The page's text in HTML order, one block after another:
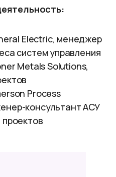
Electric, менеджер
систем управления
Metals Solutions,
Process
консультант АСУ